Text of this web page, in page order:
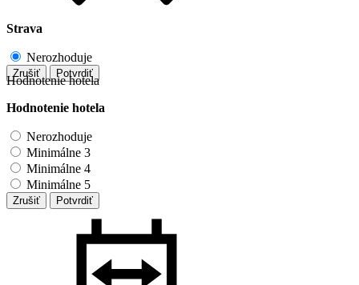
Strava
Nerozhoduje
Zrušiť Potvrdiť
Hodnotenie hotela
Hodnotenie hotela
Nerozhoduje
Minimálne 3
Minimálne 4
Minimálne 5
Zrušiť Potvrdiť